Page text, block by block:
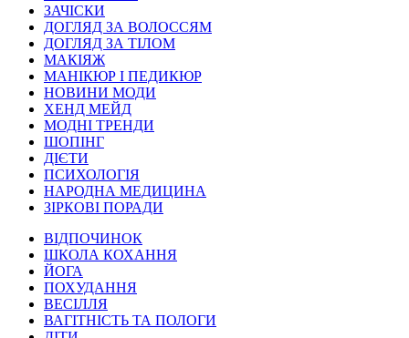
ЗАЧІСКИ
ДОГЛЯД ЗА ВОЛОССЯМ
ДОГЛЯД ЗА ТІЛОМ
МАКІЯЖ
МАНІКЮР І ПЕДИКЮР
НОВИНИ МОДИ
ХЕНД МЕЙД
МОДНІ ТРЕНДИ
ШОПІНГ
ДІЄТИ
ПСИХОЛОГІЯ
НАРОДНА МЕДИЦИНА
ЗІРКОВІ ПОРАДИ
ВІДПОЧИНОК
ШКОЛА КОХАННЯ
ЙОГА
ПОХУДАННЯ
ВЕСІЛЛЯ
ВАГІТНІСТЬ ТА ПОЛОГИ